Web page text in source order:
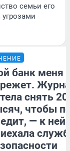
семьи его
банк меня
снять
чтобы
— к